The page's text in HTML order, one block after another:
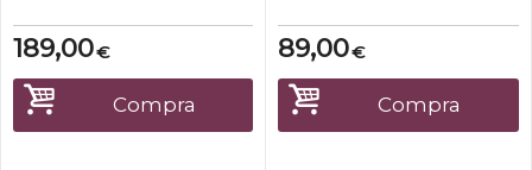
da studio e live , costruito
con cura meticolosa per
rendere ogni componente
solido e robusto.
€
189,00
Compra
€
89,00
Compra